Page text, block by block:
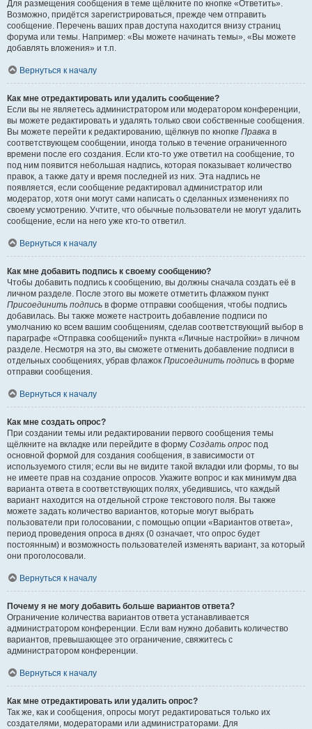
Для размещения сообщения в теме щёлкните по кнопке «Ответить».
Возможно, придётся зарегистрироваться, прежде чем отправить
сообщение. Перечень ваших прав доступа находится внизу страниц
форума или темы. Например: «Вы можете начинать темы», «Вы можете
добавлять вложения» и т.п.
Вернуться к началу
Как мне отредактировать или удалить сообщение?
Если вы не являетесь администратором или модератором конференции,
вы можете редактировать и удалять только свои собственные сообщения.
Вы можете перейти к редактированию, щёлкнув по кнопке Правка в
соответствующем сообщении, иногда только в течение ограниченного
времени после его создания. Если кто-то уже ответил на сообщение, то
под ним появится небольшая надпись, которая показывает количество
правок, а также дату и время последней из них. Эта надпись не
появляется, если сообщение редактировал администратор или
модератор, хотя они могут сами написать о сделанных изменениях по
своему усмотрению. Учтите, что обычные пользователи не могут удалить
сообщение, если на него уже кто-то ответил.
Вернуться к началу
Как мне добавить подпись к своему сообщению?
Чтобы добавить подпись к сообщению, вы должны сначала создать её в
личном разделе. После этого вы можете отметить флажком пункт
Присоединить подпись в форме отправки сообщения, чтобы подпись
добавилась. Вы также можете настроить добавление подписи по
умолчанию ко всем вашим сообщениям, сделав соответствующий выбор в
параграфе «Отправка сообщений» пункта «Личные настройки» в личном
разделе. Несмотря на это, вы сможете отменить добавление подписи в
отдельных сообщениях, убрав флажок Присоединить подпись в форме
отправки сообщения.
Вернуться к началу
Как мне создать опрос?
При создании темы или редактировании первого сообщения темы
щёлкните на вкладке или перейдите в форму Создать опрос под
основной формой для создания сообщения, в зависимости от
используемого стиля; если вы не видите такой вкладки или формы, то вы
не имеете прав на создание опросов. Укажите вопрос и как минимум два
варианта ответа в соответствующих полях, убедившись, что каждый
вариант находится на отдельной строке текстового поля. Вы также
можете задать количество вариантов, которые могут выбрать
пользователи при голосовании, с помощью опции «Вариантов ответа»,
период проведения опроса в днях (0 означает, что опрос будет
постоянным) и возможность пользователей изменять вариант, за который
они проголосовали.
Вернуться к началу
Почему я не могу добавить больше вариантов ответа?
Ограничение количества вариантов ответа устанавливается
администратором конференции. Если вам нужно добавить количество
вариантов, превышающее это ограничение, свяжитесь с
администратором конференции.
Вернуться к началу
Как мне отредактировать или удалить опрос?
Так же, как и сообщения, опросы могут редактироваться только их
создателями, модераторами или администраторами. Для